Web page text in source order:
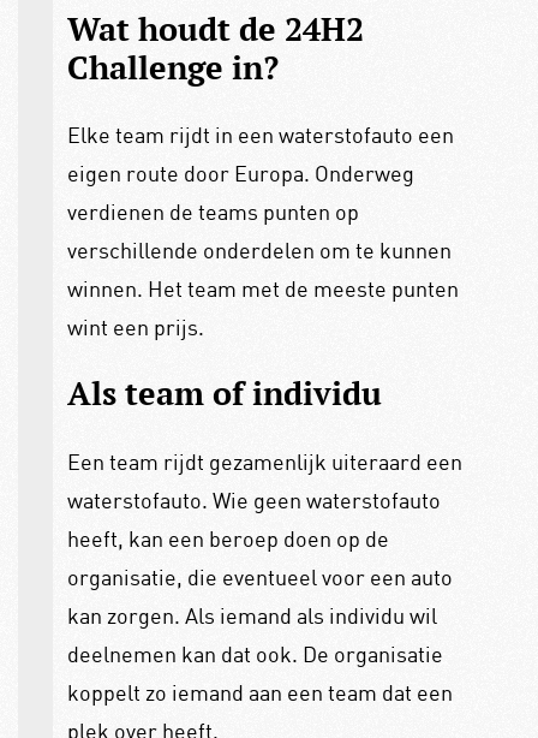
Wat houdt de 24H2
Challenge in?
Elke team rijdt in een waterstofauto een
eigen route door Europa. Onderweg
verdienen de teams punten op
verschillende onderdelen om te kunnen
winnen. Het team met de meeste punten
wint een prijs.
Als team of individu
Een team rijdt gezamenlijk uiteraard een
waterstofauto. Wie geen waterstofauto
heeft, kan een beroep doen op de
organisatie, die eventueel voor een auto
kan zorgen. Als iemand als individu wil
deelnemen kan dat ook. De organisatie
koppelt zo iemand aan een team dat een
plek over heeft.